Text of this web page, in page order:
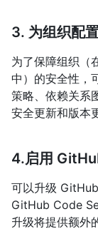
3. 为组织配
为了保障组织
中）的安全性，
策略、依赖关系
安全更新和版本
4.启用
可以升级
GitHub Code
升级将提供额外